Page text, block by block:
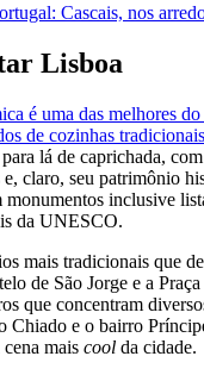
Cascais, nos
Lisboa
é uma das melhores
de cozinhas
lá de caprichada,
e, claro, seu patrimônio
monumentos inclusive
da UNESCO.
mais tradicionais que
de São Jorge e a
que concentram
Chiado e o bairro
cena mais cool da cidade.